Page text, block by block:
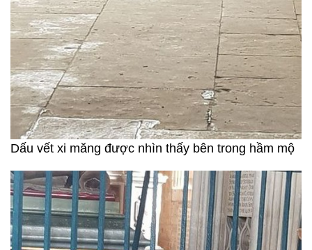
Dấu vết xi măng được nhìn thấy bên trong hầm mộ